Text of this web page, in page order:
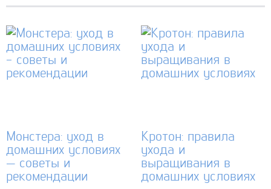
прославилось своими
листьями, которые создают
уникальный эффект.
Хлорофитум...
Оно отлично подходит для
условиях, благодаря своей...
Монстера: уход в
домашних условиях
— советы и
рекомендации
Кротон: правила
ухода и
выращивания в
домашних условиях